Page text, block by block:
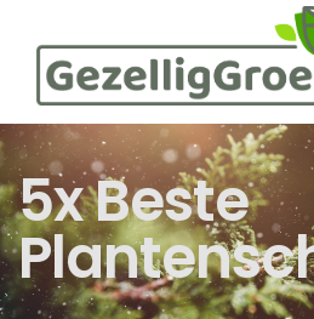
5x Beste